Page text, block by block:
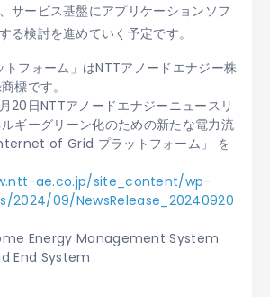
サービス基盤にアプリケーションソフ
る検討を進めていく予定です。
トフォーム」はNTTアノードエナジー株
標です。
日NTTアノードエナジーニュースリ
ギーグリーン化のための新たな電力流
of Grid プラットフォーム」 を
ae.co.jp/site_content/wp-
2024/09/NewsRelease_20240920
Energy Management System
End System